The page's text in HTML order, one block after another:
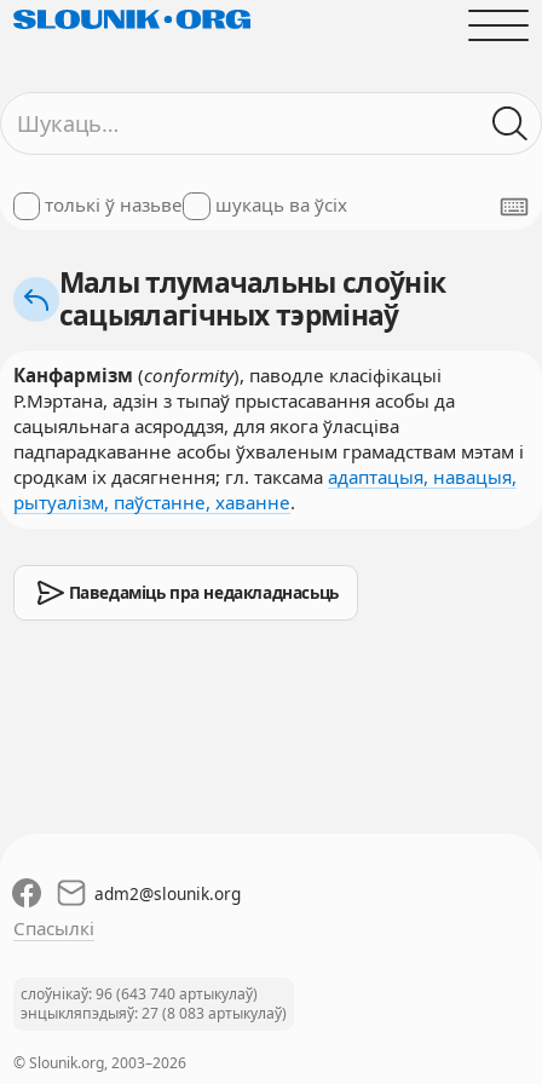
толькі ў назьве шукаць ва ўсіх
Малы тлумачальны слоўнік
сацыялагічных тэрмінаў
Канфармізм (conformity), паводле класіфікацыі
Р.Мэртана, адзін з тыпаў прыстасавання асобы да
сацыяльнага асяроддзя, для якога ўласціва
падпарадкаванне асобы ўхваленым грамадствам мэтам і
сродкам іх дасягнення; гл. таксама адаптацыя, навацыя,
рытуалізм, паўстанне, хаванне.
Паведаміць пра недакладнасьць
adm2@slounik.org
Спасылкі
слоўнікаў: 96 (643 740 артыкулаў)
энцыкляпэдыяў: 27 (8 083 артыкулаў)
© Slounik.org, 2003–2026